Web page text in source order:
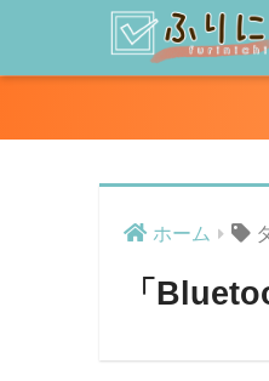
ホーム
「